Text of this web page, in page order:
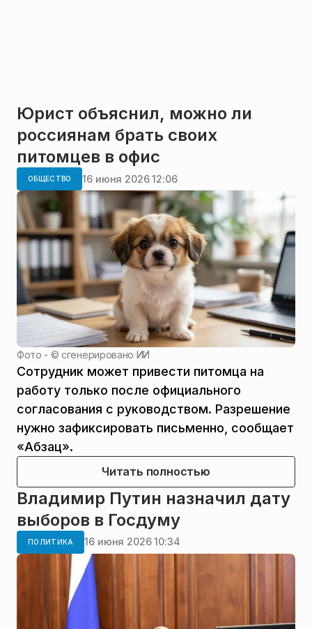
Юрист объяснил, можно ли
россиянам брать своих
питомцев в офис
ОБЩЕСТВО 16 июня 2026 12:06
Фото - © сгенерировано ИИ
Сотрудник может привести питомца на
работу только после официального
согласования с руководством. Разрешение
нужно зафиксировать письменно, сообщает
«Абзац».
Читать полностью
Владимир Путин назначил дату
выборов в Госдуму
ПОЛИТИКА 16 июня 2026 10:34